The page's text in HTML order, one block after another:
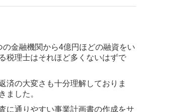
金融機関から4億円ほどの融資をい
税理士はそれほど多くないはずで
済の大変さも十分理解しておりま
ました。
に通りやすい事業計画書の作成をサ